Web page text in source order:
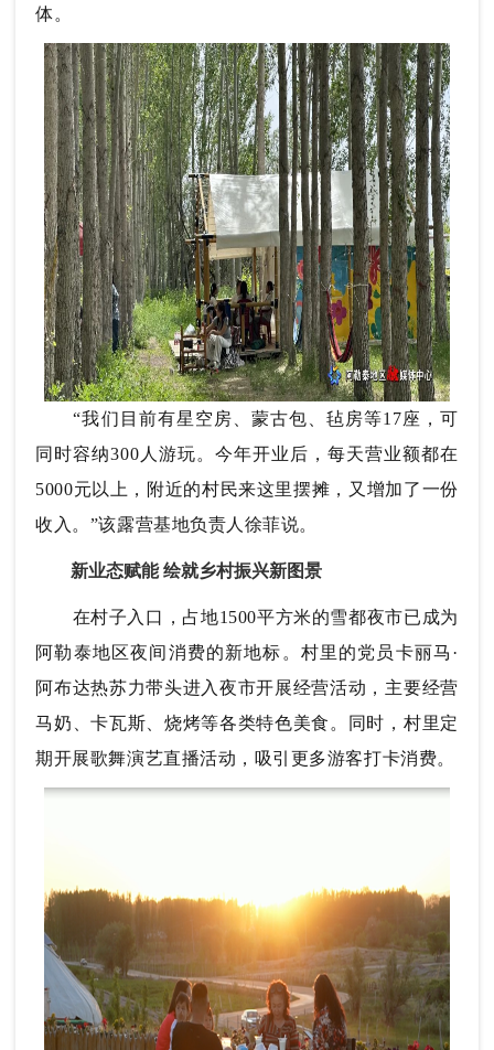
体。
“我们目前有星空房、蒙古包、毡房等17座，可
同时容纳300人游玩。今年开业后，每天营业额都在
5000元以上，附近的村民来这里摆摊，又增加了一份
收入。”该露营基地负责人徐菲说。
新业态赋能绘就乡村振兴新图景
在村子入口，占地1500平方米的雪都夜市已成为
阿勒泰地区夜间消费的新地标。村里的党员卡丽马·
阿布达热苏力带头进入夜市开展经营活动，主要经营
马奶、卡瓦斯、烧烤等各类特色美食。同时，村里定
期开展歌舞演艺直播活动，吸引更多游客打卡消费。